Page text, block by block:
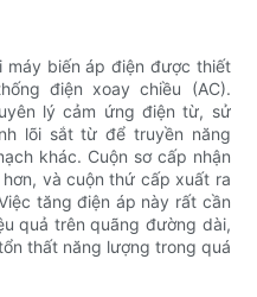
máy biến áp điện được thiết
điện xoay chiều (AC).
lý cảm ứng điện từ, sử
lõi sắt từ để truyền năng
khác. Cuộn sơ cấp nhận
và cuộn thứ cấp xuất ra
tăng điện áp này rất cần
quả trên quãng đường dài,
thất năng lượng trong quá